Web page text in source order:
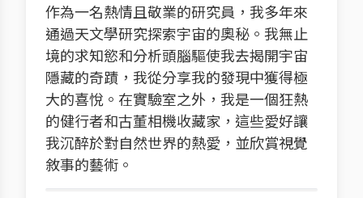
作為一名熱情且敬業的研究員，我多年來
通過天文學研究探索宇宙的奧秘。我無止
境的求知慾和分析頭腦驅使我去揭開宇宙
隱藏的奇蹟，我從分享我的發現中獲得極
大的喜悅。在實驗室之外，我是一個狂熱
的健行者和古董相機收藏家，這些愛好讓
我沉醉於對自然世界的熱愛，並欣賞視覺
敘事的藝術。